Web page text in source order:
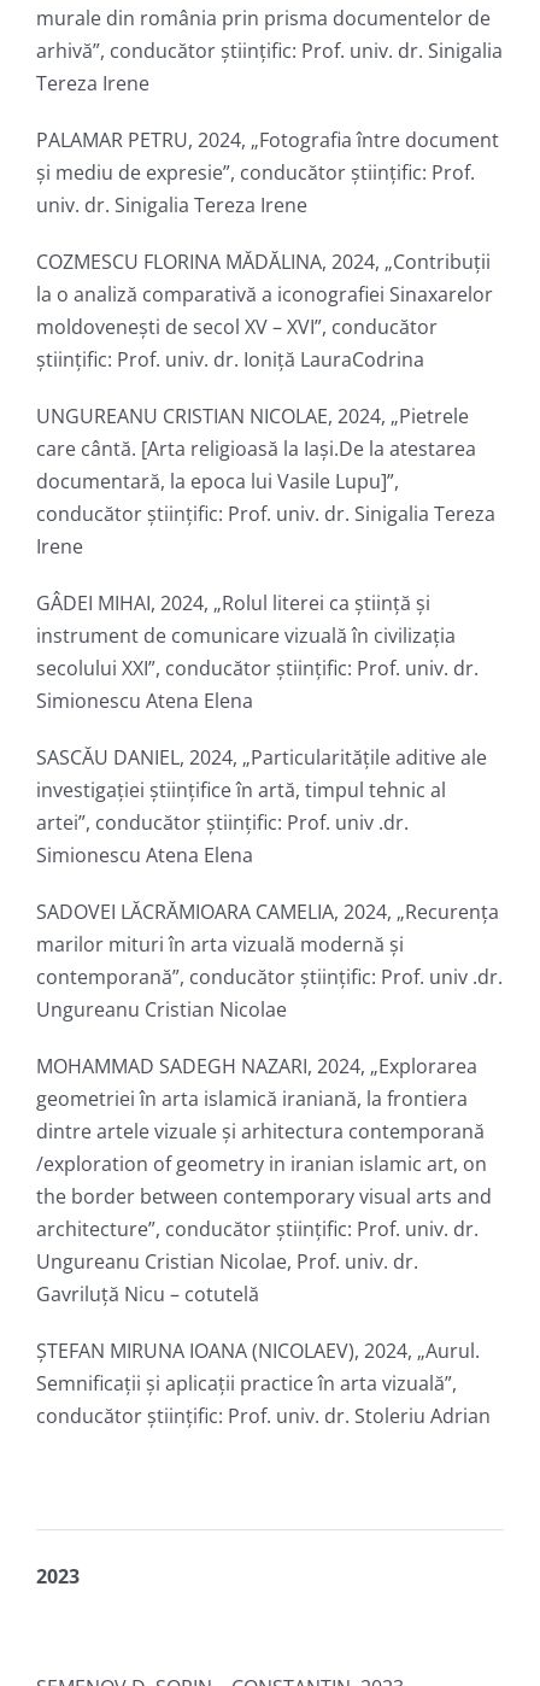
murale din românia prin prisma documentelor de
arhivă”, conducător ştiinţific: Prof. univ. dr. Sinigalia
Tereza Irene
PALAMAR PETRU, 2024, „Fotografia între document
și mediu de expresie”, conducător ştiinţific: Prof.
univ. dr. Sinigalia Tereza Irene
COZMESCU FLORINA MĂDĂLINA, 2024, „Contribuții
la o analiză comparativă a iconografiei Sinaxarelor
moldovenești de secol XV – XVI”, conducător
ştiinţific: Prof. univ. dr. Ioniță LauraCodrina
UNGUREANU CRISTIAN NICOLAE, 2024, „Pietrele
care cântă. [Arta religioasă la Iași.De la atestarea
documentară, la epoca lui Vasile Lupu]”,
conducător ştiinţific: Prof. univ. dr. Sinigalia Tereza
Irene
GÂDEI MIHAI, 2024, „Rolul literei ca știință și
instrument de comunicare vizuală în civilizația
secolului XXI”, conducător ştiinţific: Prof. univ. dr.
Simionescu Atena Elena
SASCĂU DANIEL, 2024, „Particularitățile aditive ale
investigației științifice în artă, timpul tehnic al
artei”, conducător ştiinţific: Prof. univ .dr.
Simionescu Atena Elena
SADOVEI LĂCRĂMIOARA CAMELIA, 2024, „Recurența
marilor mituri în arta vizuală modernă și
contemporană”, conducător ştiinţific: Prof. univ .dr.
Ungureanu Cristian Nicolae
MOHAMMAD SADEGH NAZARI, 2024, „Explorarea
geometriei în arta islamică iraniană, la frontiera
dintre artele vizuale și arhitectura contemporană
/exploration of geometry in iranian islamic art, on
the border between contemporary visual arts and
architecture”, conducător ştiinţific: Prof. univ. dr.
Ungureanu Cristian Nicolae, Prof. univ. dr.
Gavriluță Nicu – cotutelă
ȘTEFAN MIRUNA IOANA (NICOLAEV), 2024, „Aurul.
Semnificații și aplicații practice în arta vizuală”,
conducător ştiinţific: Prof. univ. dr. Stoleriu Adrian
2023